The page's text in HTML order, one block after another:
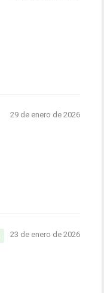
29 de enero de 2026
23 de enero de 2026